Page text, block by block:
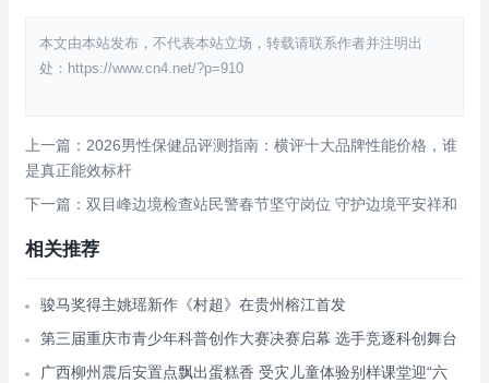
本文由本站发布，不代表本站立场，转载请联系作者并注明出
处：https://www.cn4.net/?p=910
上一篇：2026男性保健品评测指南：横评十大品牌性能价格，谁
是真正能效标杆
下一篇：双目峰边境检查站民警春节坚守岗位 守护边境平安祥和
相关推荐
骏马奖得主姚瑶新作《村超》在贵州榕江首发
第三届重庆市青少年科普创作大赛决赛启幕 选手竞逐科创舞台
广西柳州震后安置点飘出蛋糕香 受灾儿童体验别样课堂迎“六